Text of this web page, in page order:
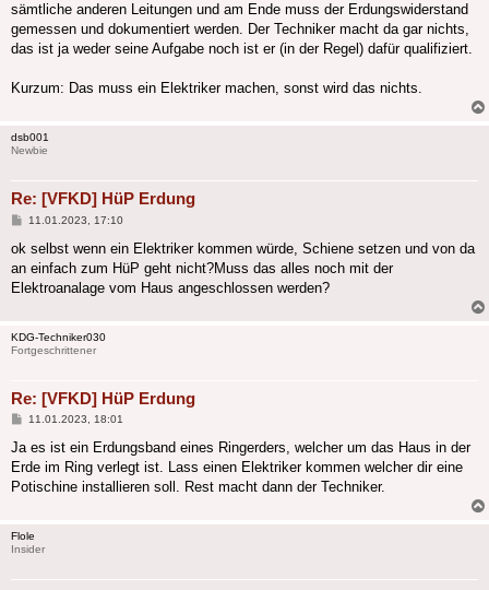
sämtliche anderen Leitungen und am Ende muss der Erdungswiderstand
gemessen und dokumentiert werden. Der Techniker macht da gar nichts,
das ist ja weder seine Aufgabe noch ist er (in der Regel) dafür qualifiziert.
Kurzum: Das muss ein Elektriker machen, sonst wird das nichts.
dsb001
Newbie
Re: [VFKD] HüP Erdung
Beitrag
11.01.2023, 17:10
ok selbst wenn ein Elektriker kommen würde, Schiene setzen und von da
an einfach zum HüP geht nicht?Muss das alles noch mit der
Elektroanalage vom Haus angeschlossen werden?
KDG-Techniker030
Fortgeschrittener
Re: [VFKD] HüP Erdung
Beitrag
11.01.2023, 18:01
Ja es ist ein Erdungsband eines Ringerders, welcher um das Haus in der
Erde im Ring verlegt ist. Lass einen Elektriker kommen welcher dir eine
Potischine installieren soll. Rest macht dann der Techniker.
Flole
Insider